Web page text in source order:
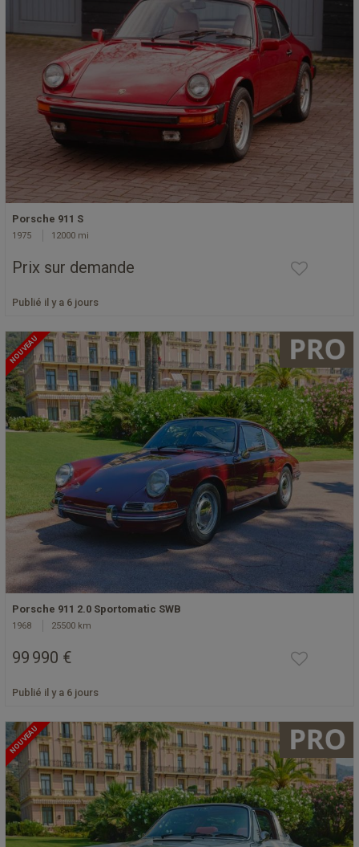
Porsche 911 S
1975 12000 mi
Prix sur demande
Publié il y a 6 jours
NOUVEAU
Porsche 911 2.0 Sportomatic SWB
1968 25500 km
99 990 €
Publié il y a 6 jours
NOUVEAU